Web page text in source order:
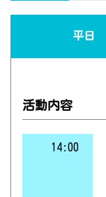
平日
活動内容
14:00